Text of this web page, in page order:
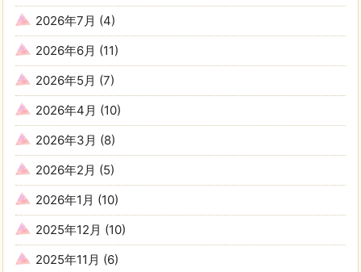
2026年7月 (4)
2026年6月 (11)
2026年5月 (7)
2026年4月 (10)
2026年3月 (8)
2026年2月 (5)
2026年1月 (10)
2025年12月 (10)
2025年11月 (6)